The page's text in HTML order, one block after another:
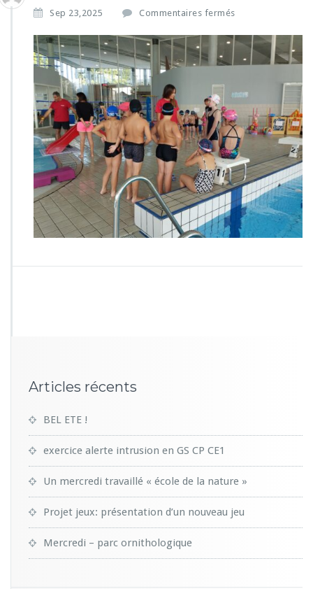
Sep 23,2025 Commentaires fermés
r
M
_
0
2
5
0
9
2
3
_
1
1
Articles récents
BEL ETE !
exercice alerte intrusion en GS CP CE1
Un mercredi travaillé « école de la nature »
Projet jeux: présentation d’un nouveau jeu
Mercredi – parc ornithologique